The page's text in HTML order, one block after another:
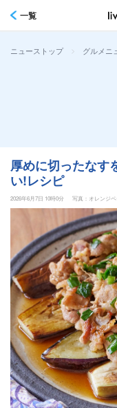
一覧
ニューストップ > グルメニ
厚めに切ったなす
い!レシピ
2026年6月7日 10時0分 写真：オレンジ